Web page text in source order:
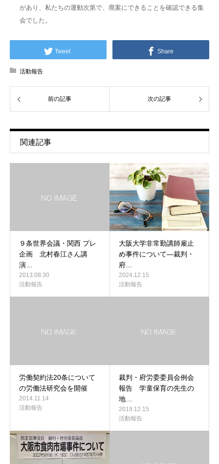
があり、私たちの運動次第で、廃案にできることを確認できる集
会でした。
Tweet Share
活動報告
前の記事 次の記事
関連記事
９条世界会議・関西 プレ
企画 北村春江さん講
演…
2013.08.30
活動報告
大阪大学非常勤講師雇止
め事件について―裁判・
府…
2024.12.15
活動報告
労働契約法20条について
の労働法研究会を開催
2014.11.14
活動報告
裁判・府労委委員会例会
報告 学童保育の先生の
地…
2019.12.15
活動報告